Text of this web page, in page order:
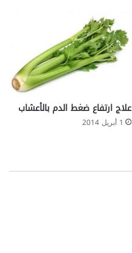
علاج ارتفاع ضغط الدم بالأعشاب
1 أبريل 2014